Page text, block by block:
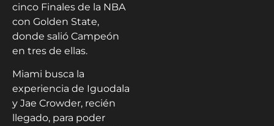
cinco Finales de la NBA
con Golden State,
donde salió Campeón
en tres de ellas.
Miami busca la
experiencia de Iguodala
y Jae Crowder, recién
llegado, para poder